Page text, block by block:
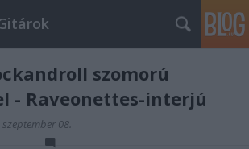
szomorú
- Raveonettes-interjú
08.